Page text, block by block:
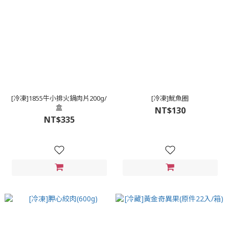
[冷凍]1855牛小排火鍋肉片200g/
盒
NT$335
[冷凍]魷魚圈
NT$130